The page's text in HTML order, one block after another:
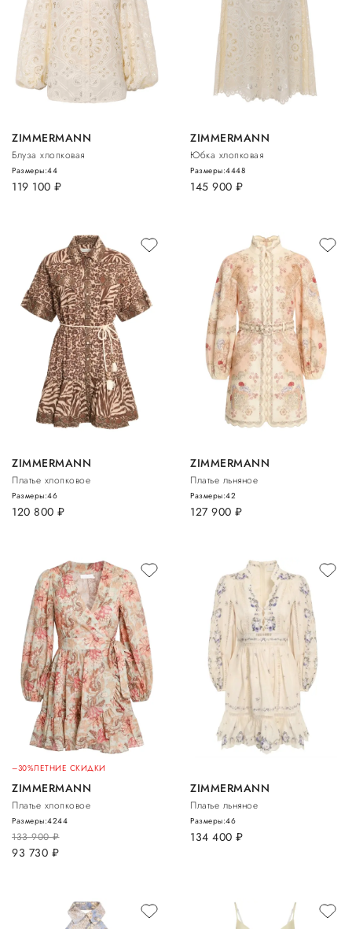
ZIMMERMANN
Блуза хлопковая
119 100 руб.
Размеры:44
ZIMMERMANN
Юбка хлопковая
145 900 руб.
Размеры:4448
ZIMMERMANN
Платье хлопковое
120 800 руб.
Размеры:46
ZIMMERMANN
Платье льняное
127 900 руб.
Размеры:42
–30%ЛЕТНИЕ СКИДКИ
ZIMMERMANN
Платье хлопковое
133 900руб.
93 730 руб.
Размеры:4244
ZIMMERMANN
Платье льняное
134 400 руб.
Размеры:46